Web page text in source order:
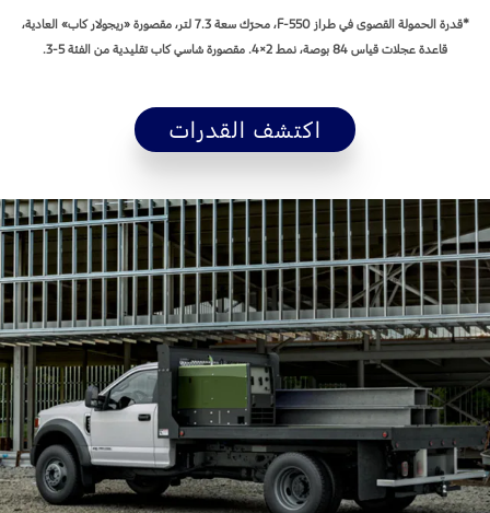
*قدرة الحمولة القصوى في طراز F-550، محرّك سعة 7.3 لتر، مقصورة «ريجولار كاب» العادية،
قاعدة عجلات قياس 84 بوصة، نمط ‎4×2. مقصورة شاسي كاب تقليدية من الفئة 5-3.
اكتشف القدرات